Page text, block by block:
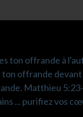
ton offrande à
ton offrande
Matthieu 5:23-
... purifiez vos